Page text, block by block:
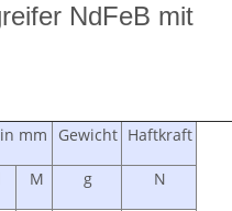
NdFeB mit
mm Gewicht Haftkraft
M g N